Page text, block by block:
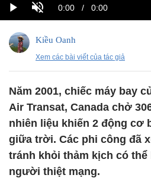
Kiều Oanh
Xem các bài viết của tác giả
Năm 2001, chiếc máy bay
Air Transat, Canada chở
nhiên liệu khiến 2 động cơ
giữa trời. Các phi công đã
tránh khỏi thảm kịch có thể
người thiệt mạng.